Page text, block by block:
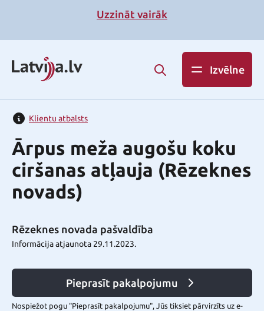
Uzzināt vairāk
Izvēlne
Klientu atbalsts
Ārpus meža augošu koku
ciršanas atļauja (Rēzeknes
novads)
Rēzeknes novada pašvaldība
Informācija atjaunota 29.11.2023.
Pieprasīt pakalpojumu
Nospiežot pogu "Pieprasīt pakalpojumu", Jūs tiksiet pārvirzīts uz e-